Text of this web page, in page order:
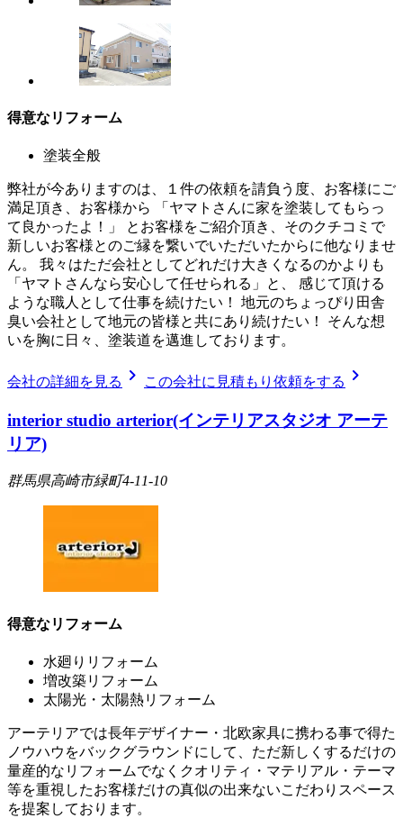
得意なリフォーム
塗装全般
弊社が今ありますのは、１件の依頼を請負う度、お客様にご
満足頂き、お客様から 「ヤマトさんに家を塗装してもらっ
て良かったよ！」 とお客様をご紹介頂き、そのクチコミで
新しいお客様とのご縁を繋いでいただいたからに他なりませ
ん。 我々はただ会社としてどれだけ大きくなるのかよりも
「ヤマトさんなら安心して任せられる」と、 感じて頂ける
ような職人として仕事を続けたい！ 地元のちょっぴり田舎
臭い会社として地元の皆様と共にあり続けたい！ そんな想
いを胸に日々、塗装道を邁進しております。
会社の詳細を見る chevron_right この会社に見積もり依頼をする chevron_right
interior studio arterior(インテリアスタジオ アーテ
リア)
群馬県高崎市緑町4-11-10
得意なリフォーム
水廻りリフォーム
増改築リフォーム
太陽光・太陽熱リフォーム
アーテリアでは長年デザイナー・北欧家具に携わる事で得た
ノウハウをバックグラウンドにして、ただ新しくするだけの
量産的なリフォームでなくクオリティ・マテリアル・テーマ
等を重視したお客様だけの真似の出来ないこだわりスペース
を提案しております。